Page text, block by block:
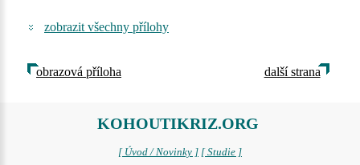
zobrazit všechny přílohy
obrazová příloha další strana
KOHOUTIKRIZ.ORG
[ Úvod / Novinky ] [ Studie ]